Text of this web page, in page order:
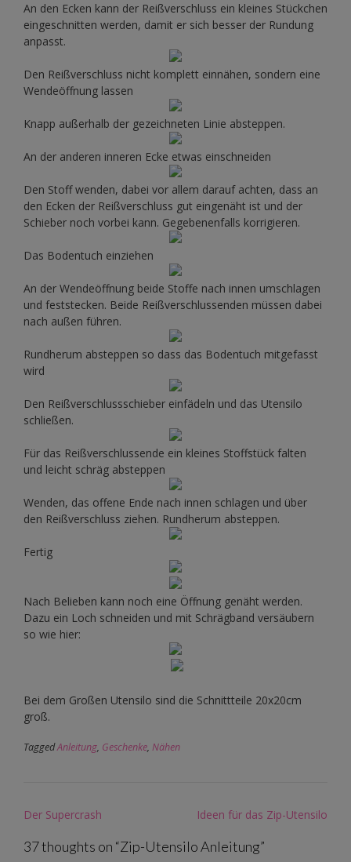
An den Ecken kann der Reißverschluss ein kleines Stückchen
eingeschnitten werden, damit er sich besser der Rundung
anpasst.
Den Reißverschluss nicht komplett einnähen, sondern eine
Wendeöffnung lassen
Knapp außerhalb der gezeichneten Linie absteppen.
An der anderen inneren Ecke etwas einschneiden
Den Stoff wenden, dabei vor allem darauf achten, dass an
den Ecken der Reißverschluss gut eingenäht ist und der
Schieber noch vorbei kann. Gegebenenfalls korrigieren.
Das Bodentuch einziehen
An der Wendeöffnung beide Stoffe nach innen umschlagen
und feststecken. Beide Reißverschlussenden müssen dabei
nach außen führen.
Rundherum absteppen so dass das Bodentuch mitgefasst
wird
Den Reißverschlussschieber einfädeln und das Utensilo
schließen.
Für das Reißverschlussende ein kleines Stoffstück falten
und leicht schräg absteppen
Wenden, das offene Ende nach innen schlagen und über
den Reißverschluss ziehen. Rundherum absteppen.
Fertig
Nach Belieben kann noch eine Öffnung genäht werden.
Dazu ein Loch schneiden und mit Schrägband versäubern
so wie hier:
Bei dem Großen Utensilo sind die Schnittteile 20x20cm
groß.
TaggedAnleitung, Geschenke, Nähen
Post
Der Supercrash Ideen für das Zip-Utensilo
37 thoughts on “Zip-Utensilo Anleitung”